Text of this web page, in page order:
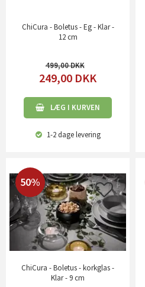
ChiCura - Boletus - Eg - Klar -
12 cm
499,00
249,00 DKK
LÆG I KURVEN
1-2 dagelevering
50%
ChiCura - Boletus - korkglas -
Klar - 9 cm